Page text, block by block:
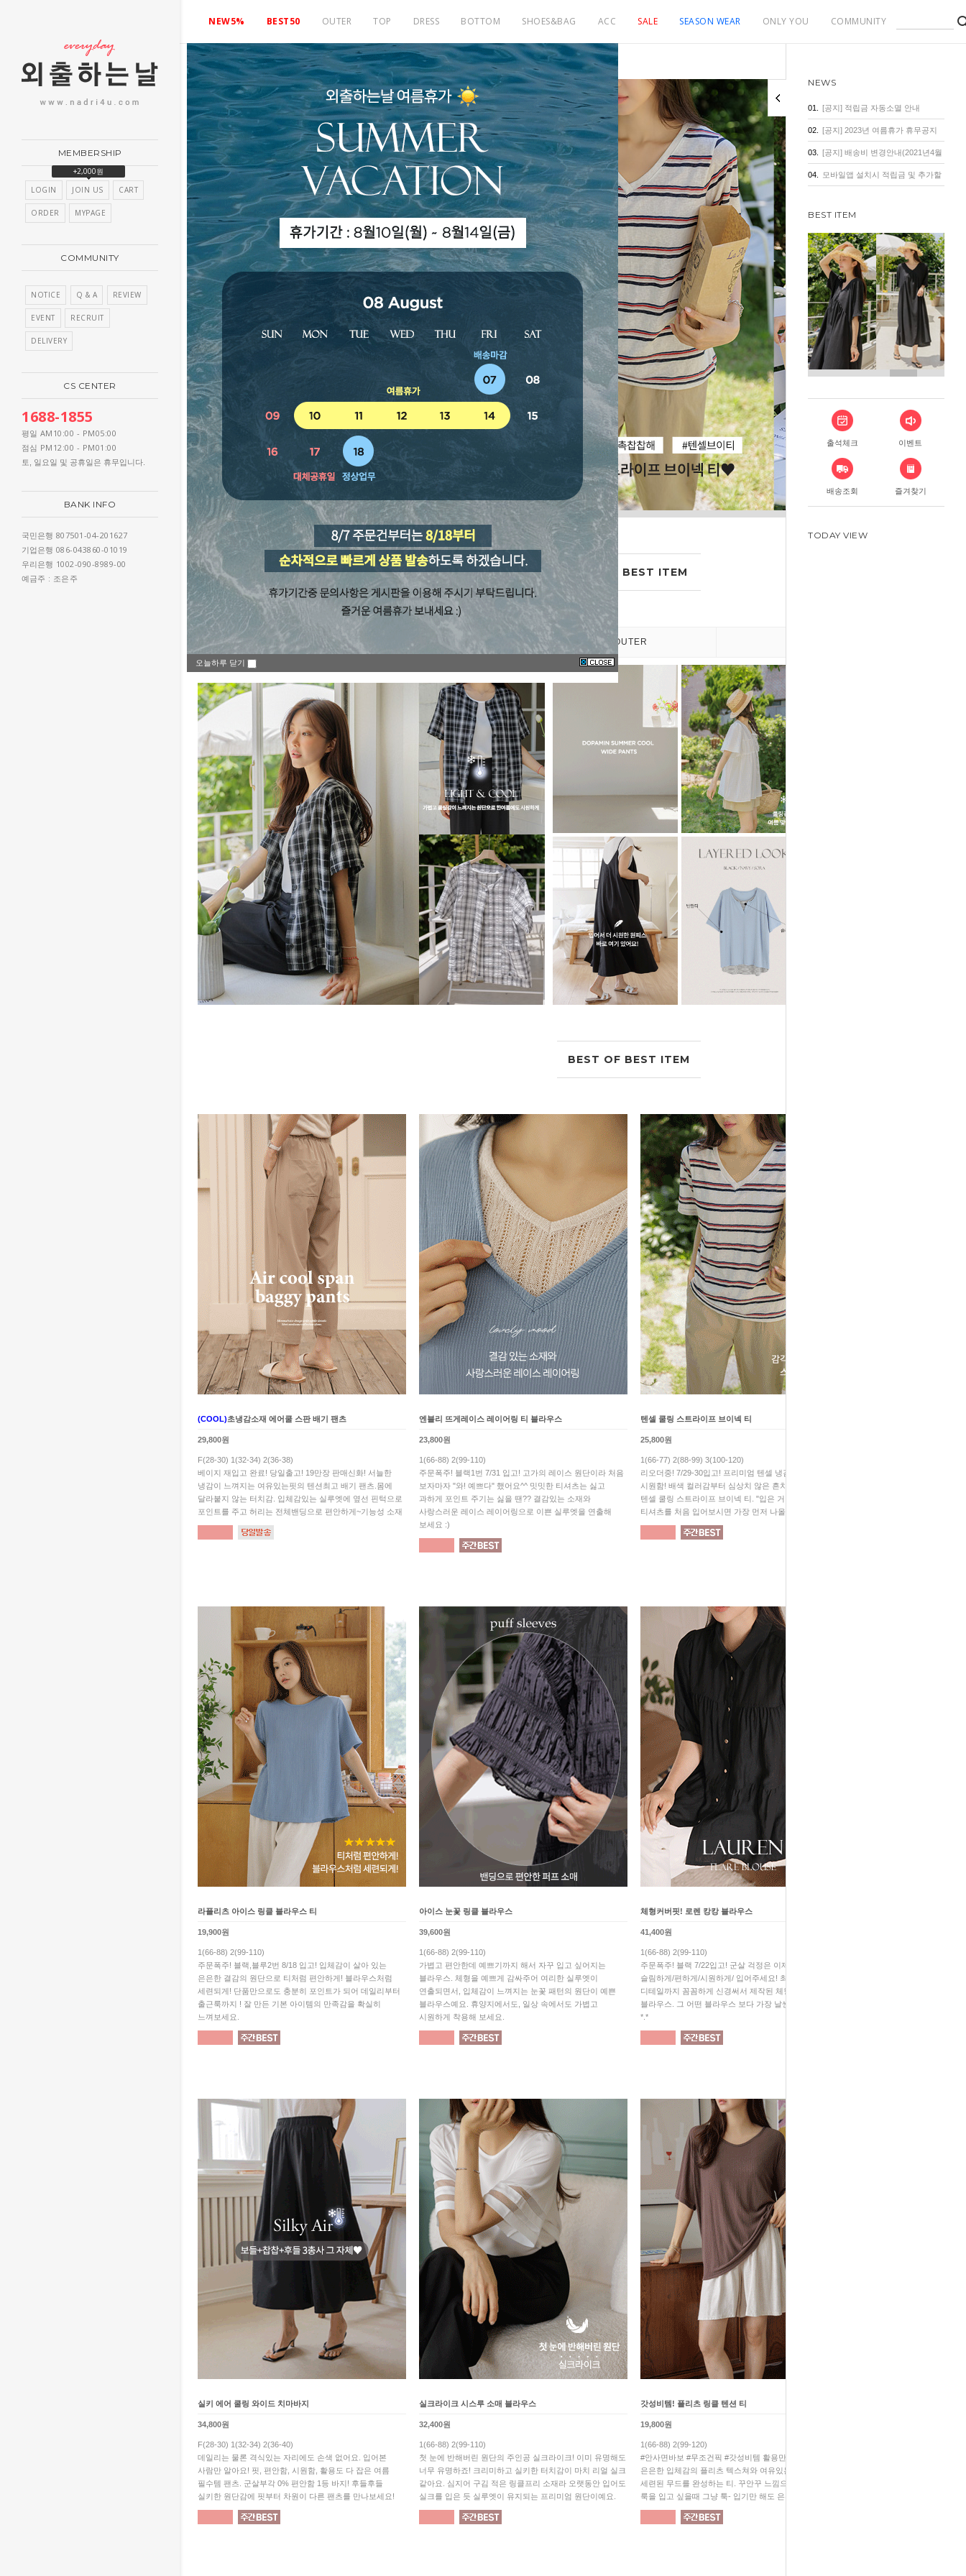
NEW5% BEST50 OUTER TOP DRESS BOTTOM SHOES&BAG ACC SALE SEASON WEAR ONLY YOU COMMUNITY
MEMBERSHIP
LOGIN JOIN US
+2,000원
CART
ORDER MYPAGE
COMMUNITY
NOTICE Q & A REVIEW
EVENT RECRUIT
DELIVERY
CS CENTER
1688-1855
평일 AM10:00 - PM05:00
점심 PM12:00 - PM01:00
토, 일요일 및 공휴일은 휴무입니다.
BANK INFO
국민은행 807501-04-201627
기업은행 086-043860-01019
우리은행 1002-090-8989-00
예금주 : 조은주
NEWS
01. [공지] 적립금 자동소멸 안내
02. [공지] 2023년 여름휴가 휴무공지
03. [공지] 배송비 변경안내(2021년4월
1일 기준)
04. 모바일앱 설치시 적립금 및 추가할
BEST ITEM
출석체크 이벤트
배송조회 즐겨찾기
TODAY VIEW
WEEKLY BEST ITEM
WEEKLY BEST ITEM OUTER
BEST OF BEST ITEM
(COOL)초냉감소재 에어쿨 스판 배기 팬츠
29,800원
F(28-30) 1(32-34) 2(36-38)
베이지 재입고 완료! 당일출고! 19만장 판매신화! 서늘한
냉감이 느껴지는 여유있는핏의 텐션최고 배기 팬츠.몸에
달라붙지 않는 터치감. 입체감있는 실루엣에 옆선 핀턱으로
포인트를 주고 허리는 전체밴딩으로 편안하게~기능성 소재
엔블리 뜨게레이스 레이어링 티 블라우스
23,800원
1(66-88) 2(99-110)
주문폭주! 블랙1번 7/31 입고! 고가의 레이스 원단이라 처음
보자마자 "와! 예쁘다" 했어요^^ 밋밋한 티셔츠는 싫고
과하게 포인트 주기는 싫을 땐?? 결감있는 소재와
사랑스러운 레이스 레이어링으로 이쁜 실루엣을 연출해
보세요 :)
텐셀 쿨링 스트라이프 브이넥 티
25,800원
1(66-77) 2(88-99) 3(100-120)
리오더중! 7/29-30입고! 프리미엄 텐셀 냉감 소재! 극강의
시원함! 배색 컬러감부터 심상치 않은 흔치 않는 색감의
텐셀 쿨링 스트라이프 브이넥 티. "입은 거 맞아...?" 아마 요
티셔츠를 처음 입어보시면 가장 먼저 나올 말일거예요.
라플리츠 아이스 링클 블라우스 티
19,900원
1(66-88) 2(99-110)
주문폭주! 블랙,블루2번 8/18 입고! 입체감이 살아 있는
은은한 결감의 원단으로 티처럼 편안하게! 블라우스처럼
세련되게! 단품만으로도 충분히 포인트가 되어 데일리부터
출근룩까지 ! 잘 만든 기본 아이템의 만족감을 확실히
느껴보세요.
아이스 눈꽃 링클 블라우스
39,600원
1(66-88) 2(99-110)
가볍고 편안한데 예쁘기까지 해서 자꾸 입고 싶어지는
블라우스. 체형을 예쁘게 감싸주어 여리한 실루엣이
연출되면서, 입체감이 느껴지는 눈꽃 패턴의 원단이 예쁜
블라우스예요. 휴양지에서도, 일상 속에서도 가볍고
시원하게 착용해 보세요.
체형커버핏! 로렌 캉캉 블라우스
41,400원
1(66-88) 2(99-110)
주문폭주! 블랙 7/22입고! 군살 걱정은 이제 그만^^ 예쁘게/
슬림하게/편하게/시원하게/ 입어주세요! 최고의 원단! 작은
디테일까지 꼼꼼하게 신경써서 제작된 체형 완벽커버
블라우스. 그 어떤 블라우스 보다 가장 날씬해 보일꺼예요
*.*
실키 에어 쿨링 와이드 치마바지
34,800원
F(28-30) 1(32-34) 2(36-40)
데일리는 물론 격식있는 자리에도 손색 없어요. 입어본
사람만 알아요! 핏, 편안함, 시원함, 활용도 다 잡은 여름
필수템 팬츠. 군살부각 0% 편안함 1등 바지! 후들후들
실키한 원단감에 핏부터 차원이 다른 팬츠를 만나보세요!
실크라이크 시스루 소매 블라우스
32,400원
1(66-88) 2(99-110)
첫 눈에 반해버린 원단의 주인공 실크라이크! 이미 유명해도
너무 유명하죠! 크리미하고 실키한 터치감이 마치 리얼 실크
같아요. 심지어 구김 적은 링클프리 소재라 오랫동안 입어도
실크를 입은 듯 실루엣이 유지되는 프리미엄 원단이예요.
갓성비템! 플리츠 링클 텐션 티
19,800원
1(66-88) 2(99-120)
#안사면바보 #무조건픽 #갓성비템 활용만점 플리츠 티!
은은한 입체감의 플리츠 텍스쳐와 여유있는 실루엣으로
세련된 무드를 완성하는 티. 꾸안꾸 느낌으로 은은한 포인트
룩을 입고 싶을때 그냥 툭- 입기만 해도 은은한 포인트 UP
오늘하루 닫기